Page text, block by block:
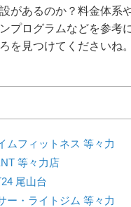
があるのか？料金体系
プログラムなどを参考
を見つけてくださいね。
ムフィットネス 等々力
等々力店
尾山台
ー・ライトジム 等々力